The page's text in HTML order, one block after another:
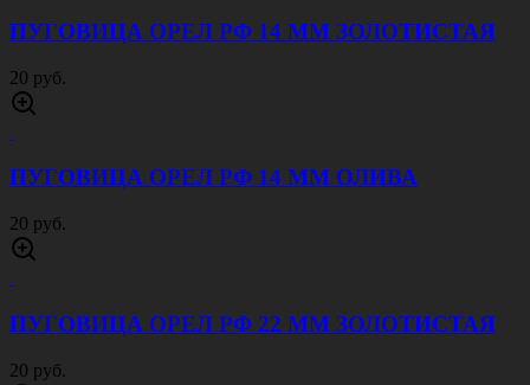
ПУГОВИЦА ОРЕЛ РФ 14 ММ ЗОЛОТИСТАЯ
20 руб.
ПУГОВИЦА ОРЕЛ РФ 14 ММ ОЛИВА
20 руб.
ПУГОВИЦА ОРЕЛ РФ 22 ММ ЗОЛОТИСТАЯ
20 руб.